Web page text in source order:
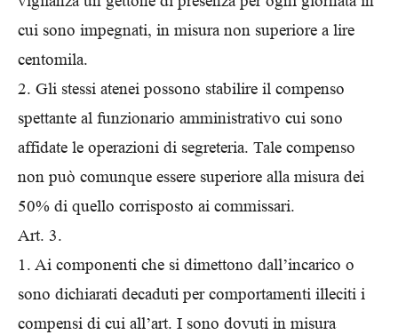
cui sono impegnati, in misura non superiore a lire
centomila.
2. Gli stessi atenei possono stabilire il compenso
spettante al funzionario amministrativo cui sono
affidate le operazioni di segreteria. Tale compenso
non può comunque essere superiore alla misura dei
50% di quello corrisposto ai commissari.
Art. 3.
1. Ai componenti che si dimettono dall’incarico o
sono dichiarati decaduti per comportamenti illeciti i
compensi di cui all’art. I sono dovuti in misura